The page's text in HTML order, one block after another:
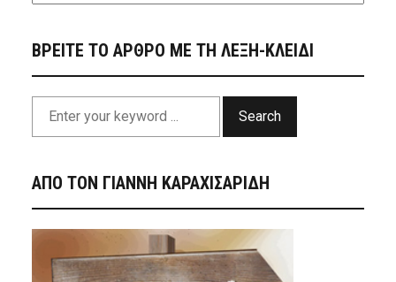
ΒΡΕΙΤΕ ΤΟ ΑΡΘΡΟ ΜΕ ΤΗ ΛΕΞΗ-ΚΛΕΙΔΙ
Search
ΑΠΟ ΤΟΝ ΓΙΑΝΝΗ ΚΑΡΑΧΙΣΑΡΙΔΗ